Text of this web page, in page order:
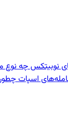
نوبیتکس چه نوع
اسپات